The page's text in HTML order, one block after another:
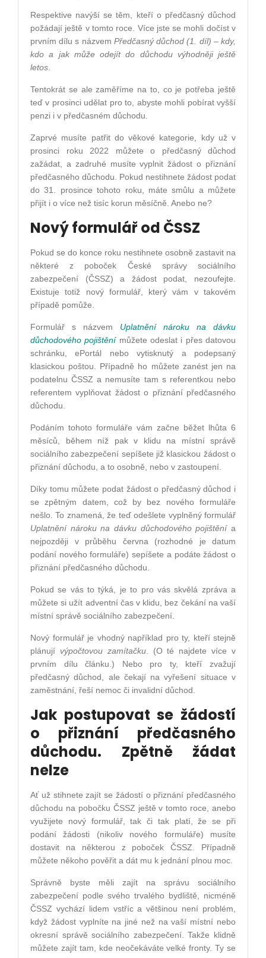
Respektive navýší se těm, kteří o předčasný důchod
požádají ještě v tomto roce. Více jste se mohli dočíst v
prvním dílu s názvem Předčasný důchod (1. díl) – kdy,
kdo a jak může odejít do důchodu výhodněji ještě
letos
Tentokrát se ale zaměříme na to, co je potřeba ještě
teď v prosinci udělat pro to, abyste mohli pobírat vyšší
penzi i v předčasném důchodu.
Zaprvé musíte patřit do věkové kategorie, kdy už v
prosinci roku 2022 můžete o předčasný důchod
zažádat, a zadruhé musíte vyplnit žádost o přiznání
předčasného důchodu. Pokud nestihnete žádost podat
do 31. prosince tohoto roku, máte smůlu a můžete
přijít i o více než tisíc korun měsíčně. Anebo ne?
Nový formulář od ČSSZ
Pokud se do konce roku nestihnete osobně zastavit na
některé z poboček České správy sociálního
zabezpečení (ČSSZ) a žádost podat, nezoufejte.
Existuje totiž nový formulář, který vám v takovém
případě pomůže.
Formulář s názvem
Uplatnění nároku na dávku
důchodového pojištěnímůžete odeslat i přes datovou
schránku, ePortál nebo vytisknutý a podepsaný
klasickou poštou. Případně ho můžete zanést jen na
podatelnu ČSSZ a nemusíte tam s referentkou nebo
referentem vyplňovat žádost o přiznání předčasného
důchodu.
Podáním tohoto formuláře vám začne běžet lhůta 6
měsíců, během níž pak v klidu na místní správě
sociálního zabezpečení sepíšete již klasickou žádost o
přiznání důchodu, a to osobně, nebo v zastoupení.
Díky tomu můžete podat žádost o předčasný důchod i
se zpětným datem, což by bez nového formuláře
nešlo. To znamená, že teď odešlete vyplněný formulář
Uplatnění nároku na dávku důchodového pojištěnía
nejpozději v průběhu června (rozhodné je datum
podání nového formuláře) sepíšete a podáte žádost o
přiznání předčasného důchodu.
Pokud se vás to týká, je to pro vás skvělá zpráva a
můžete si užít adventní čas v klidu, bez čekání na vaší
místní správě sociálního zabezpečení.
Nový formulář je vhodný například pro ty, kteří stejně
plánují výpočtovou zamítačku. (O té najdete více v
prvním dílu článku.) Nebo pro ty, kteří zvažují
předčasný důchod, ale čekají na vyřešení situace v
zaměstnání, řeší nemoc či invalidní důchod.
Jak postupovat se žádostí
o přiznání předčasného
důchodu. Zpětně žádat
nelze
Ať už stihnete zajít se žádostí o přiznání předčasného
důchodu na pobočku ČSSZ ještě v tomto roce, anebo
využijete nový formulář, tak či tak platí, že se při
podání žádosti (nikoliv nového formuláře) musíte
dostavit na některou z poboček ČSSZ. Případně
můžete někoho pověřit a dát mu k jednání plnou moc.
Správně byste měli zajít na správu sociálního
zabezpečení podle svého trvalého bydliště, nicméně
ČSSZ vychází lidem vstříc a většinou není problém,
když žádost vyplníte na jiné než na vaší místní nebo
okresní správě sociálního zabezpečení. Takže klidně
můžete zajít tam, kde neočekáváte velké fronty. Ty se